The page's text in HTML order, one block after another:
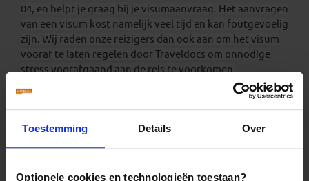
Toestemming Details Over
Optionele cookies en technologieën toestaan?
04, en helpt je graag bij je visumaanvraag. Het aanvragen
van een visum kost namelijk veel tijd en kan foutgevoelig
zijn. Wij raden onze reizigers dan ook aan om het visum
vooraf te laten regelen door Traveldocs om onnodige
stress voorafgaand aan de reis te voorkomen.
Traveldocs is een gespecialiseerde visumdienst voor
België (voor Belgische paspoorthouders).